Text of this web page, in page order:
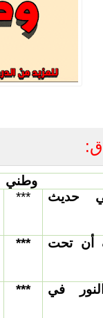
وطني
حديث
***
أن تحت
***
في
***